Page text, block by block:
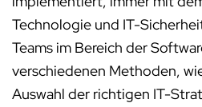
Technologie und IT-
Teams im Bereich der
verschiedenen Methoden,
Auswahl der richtigen IT-